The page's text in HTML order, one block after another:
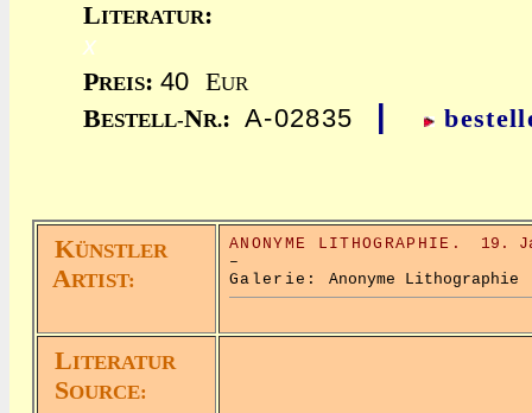
LITERATUR:
x
PREIS: 40 EUR
BESTELL-NR.: A-02835 |
KÜNSTLER
ARTIST:
ANONYME LITHOGRAPHIE.
19.
–
Galerie: Anonyme Lithographie
LITERATUR
SOURCE: